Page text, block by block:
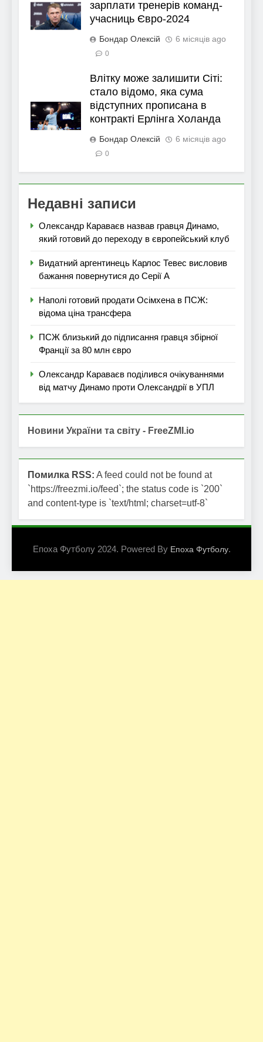
зарплати тренерів команд-
учасниць Євро-2024
Бондар Олексій 6 місяців ago
0
Влітку може залишити Сіті:
стало відомо, яка сума
відступних прописана в
контракті Ерлінга Холанда
Бондар Олексій 6 місяців ago
0
Недавні записи
Олександр Караваєв назвав гравця Динамо,
який готовий до переходу в європейський клуб
Видатний аргентинець Карлос Тевес висловив
бажання повернутися до Серії А
Наполі готовий продати Осімхена в ПСЖ:
відома ціна трансфера
ПСЖ близький до підписання гравця збірної
Франції за 80 млн євро
Олександр Караваєв поділився очікуваннями
від матчу Динамо проти Олександрії в УПЛ
Новини України та світу - FreeZMI.io
Помилка RSS: A feed could not be found at
`https://freezmi.io/feed`; the status code is `200`
and content-type is `text/html; charset=utf-8`
Епоха Футболу 2024. Powered By Епоха Футболу.